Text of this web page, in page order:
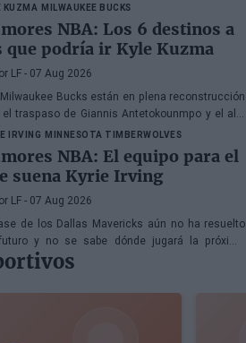
KUZMA MILWAUKEE BUCKS
NBA: Los 6 destinos a
que podría ir Kyle Kuzma
LF - 07 Aug 2026
Bucks están en plena reconstrucción
traspaso de Giannis Antetokounmpo y el ala-
podría ser el siguiente
IRVING MINNESOTA TIMBERWOLVES
NBA: El equipo para el
suena Kyrie Irving
LF - 07 Aug 2026
de los Dallas Mavericks aún no ha resuelto
y no se sabe dónde jugará la próxima